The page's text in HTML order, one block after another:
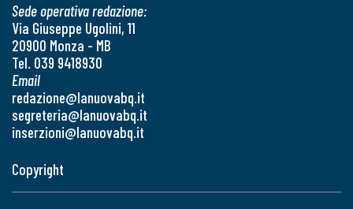
Sede operativa redazione:
Via Giuseppe Ugolini, 11
20900 Monza - MB
Tel. 039 9418930
Email
redazione@lanuovabq.it
segreteria@lanuovabq.it
inserzioni@lanuovabq.it
Copyright